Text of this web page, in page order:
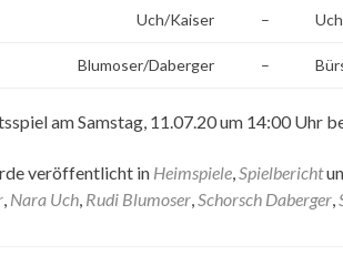
Uch/Kaiser –
Blumoser/Daberger –
am Samstag, 11.07.20 um 14:00 Uhr
veröffentlicht in Heimspiele,Spielbericht
, Nara Uch, Rudi Blumoser,Schorsch Daberger,